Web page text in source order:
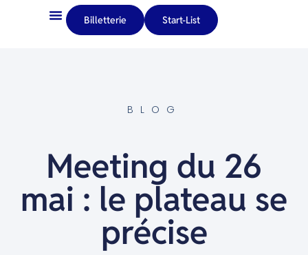
Billetterie Start-List
BLOG
Meeting du 26
mai : le plateau se
précise